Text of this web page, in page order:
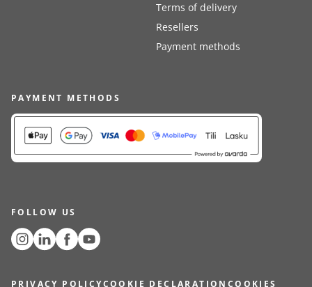
Terms of delivery
Resellers
Payment methods
PAYMENT METHODS
FOLLOW US
PRIVACY POLICYCOOKIE DECLARATION COOKIES